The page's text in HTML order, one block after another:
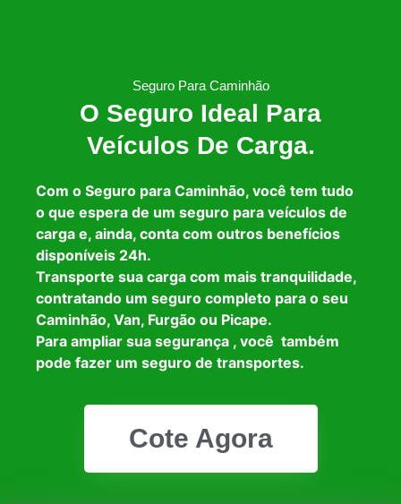
Seguro Para Caminhão
O Seguro Ideal Para
Veículos De Carga.
Com o Seguro para Caminhão, você tem tudo
o que espera de um seguro para veículos de
carga e, ainda, conta com outros benefícios
disponíveis 24h.
Transporte sua carga com mais tranquilidade,
contratando um seguro completo para o seu
Caminhão, Van, Furgão ou Picape.
Para ampliar sua segurança , você também
pode fazer um seguro de transportes.
Cote Agora